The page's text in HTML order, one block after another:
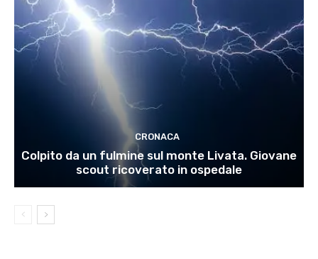
CRONACA
Colpito da un fulmine sul monte Livata. Giovane
scout ricoverato in ospedale